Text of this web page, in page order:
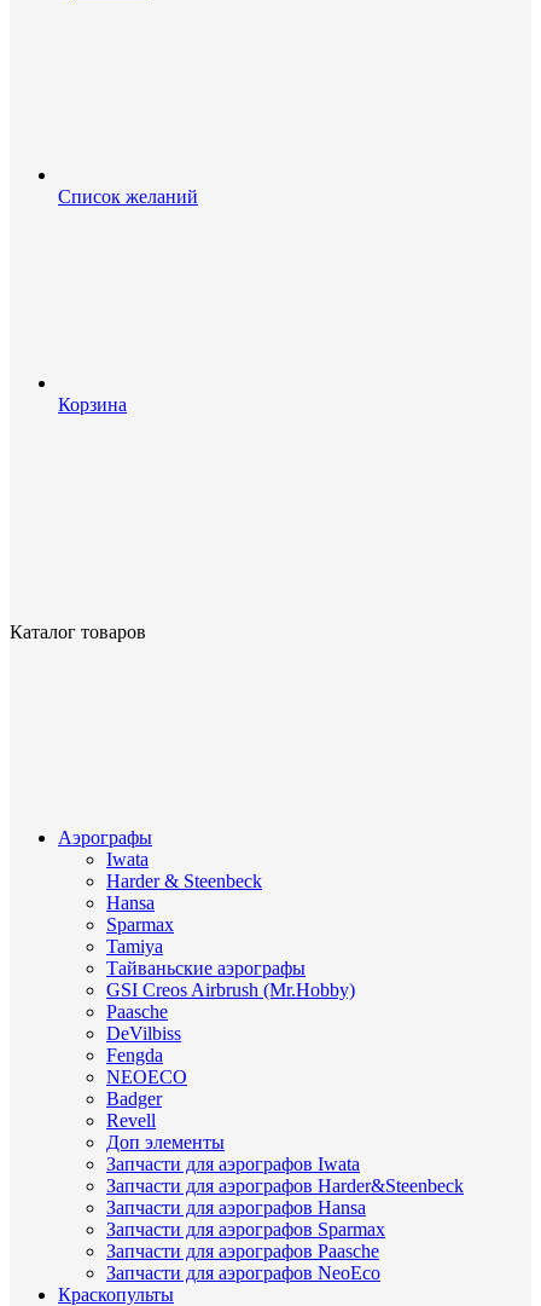
Список желаний
Корзина
Каталог товаров
Аэрографы
Iwata
Harder & Steenbeck
Hansa
Sparmax
Tamiya
Тайваньские аэрографы
GSI Creos Airbrush (Mr.Hobby)
Paasche
DeVilbiss
Fengda
NEOECO
Badger
Revell
Доп элементы
Запчасти для аэрографов Iwata
Запчасти для аэрографов Harder&Steenbeck
Запчасти для аэрографов Hansa
Запчасти для аэрографов Sparmax
Запчасти для аэрографов Paasche
Запчасти для аэрографов NeoEco
Краскопульты